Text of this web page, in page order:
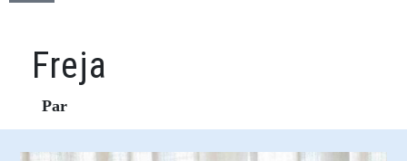
Freja
Par